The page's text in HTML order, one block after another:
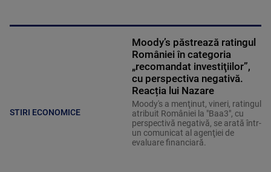
STIRI ECONOMICE
Moody’s păstrează ratingul
României în categoria
„recomandat investiţiilor”,
cu perspectiva negativă.
Reacția lui Nazare
Moody's a menţinut, vineri, ratingul
atribuit României la "Baa3", cu
perspectivă negativă, se arată într-
un comunicat al agenţiei de
evaluare financiară.